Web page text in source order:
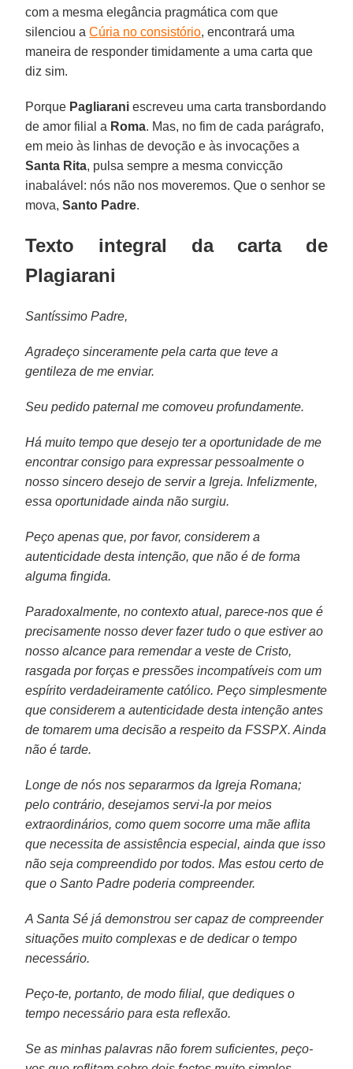
com a mesma elegância pragmática com que
silenciou aCúria no consistório, encontrará uma
maneira de responder timidamente a uma carta que
diz sim.
Porque Pagliarani escreveu uma carta transbordando
de amor filial a Roma. Mas, no fim de cada parágrafo,
em meio às linhas de devoção e às invocações a
Santa Rita, pulsa sempre a mesma convicção
inabalável: nós não nos moveremos. Que o senhor se
mova,Santo Padre.
Texto integral da carta de
Plagiarani
Santíssimo Padre,
Agradeço sinceramente pela carta que teve a
gentileza de me enviar.
Seu pedido paternal me comoveu profundamente.
Há muito tempo que desejo ter a oportunidade de me
encontrar consigo para expressar pessoalmente o
nosso sincero desejo de servir a Igreja. Infelizmente,
essa oportunidade ainda não surgiu.
Peço apenas que, por favor, considerem a
autenticidade desta intenção, que não é de forma
alguma fingida.
Paradoxalmente, no contexto atual, parece-nos que é
precisamente nosso dever fazer tudo o que estiver ao
nosso alcance para remendar a veste de Cristo,
rasgada por forças e pressões incompatíveis com um
espírito verdadeiramente católico. Peço simplesmente
que considerem a autenticidade desta intenção antes
de tomarem uma decisão a respeito da FSSPX. Ainda
não é tarde.
Longe de nós nos separarmos da Igreja Romana;
pelo contrário, desejamos servi-la por meios
extraordinários, como quem socorre uma mãe aflita
que necessita de assistência especial, ainda que isso
não seja compreendido por todos. Mas estou certo de
que o Santo Padre poderia compreender.
A Santa Sé já demonstrou ser capaz de compreender
situações muito complexas e de dedicar o tempo
necessário.
Peço-te, portanto, de modo filial, que dediques o
tempo necessário para esta reflexão.
Se as minhas palavras não forem suficientes, peço-